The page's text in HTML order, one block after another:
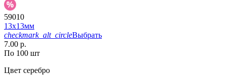
59010
13х13мм
checkmark_alt_circleВыбрать
7.00 р.
По 100 шт
Цвет серебро